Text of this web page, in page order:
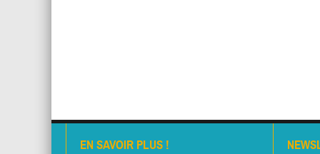
EN SAVOIR PLUS !